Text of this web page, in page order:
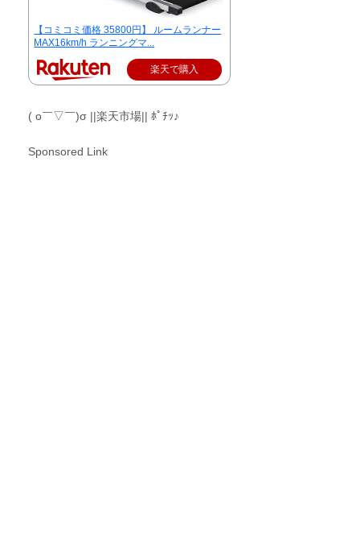
【コミコミ価格 35800円】 ルームランナー
MAX16km/h ランニングマ...
楽天で購入
( o￣▽￣)σ ||楽天市場|| ﾎﾟﾁｯ♪
Sponsored Link